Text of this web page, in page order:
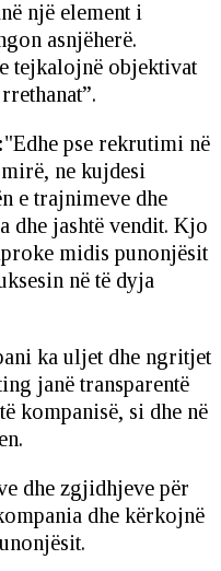
një element i
asnjëherë.
tejkalojnë objektivat
"Edhe pse rekrutimi në
ne kujdesi
e trajnimeve dhe
dhe jashtë vendit. Kjo
midis punonjësit
në të dyja
ka uljet dhe ngritjet
janë transparentë
kompanisë, si dhe në
dhe zgjidhjeve për
dhe kërkojnë